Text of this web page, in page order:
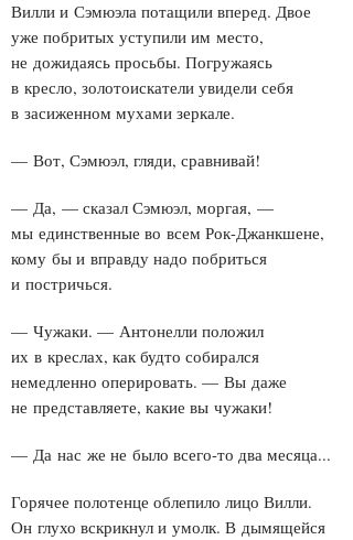
Вилли и Сэмюэла потащили вперед. Двое
уже побритых уступили им место,
не дожидаясь просьбы. Погружаясь
в кресло, золотоискатели увидели себя
в засиженном мухами зеркале.
— Вот, Сэмюэл, гляди, сравнивай!
— Да, — сказал Сэмюэл, моргая, —
мы единственные во всем Рок-Джанкшене,
кому бы и вправду надо побриться
и постричься.
— Чужаки. — Антонелли положил
их в креслах, как будто собирался
немедленно оперировать. — Вы даже
не представляете, какие вы чужаки!
— Да нас же не было всего-то два месяца...
Горячее полотенце облепило лицо Вилли.
Он глухо вскрикнул и умолк. В дымящейся